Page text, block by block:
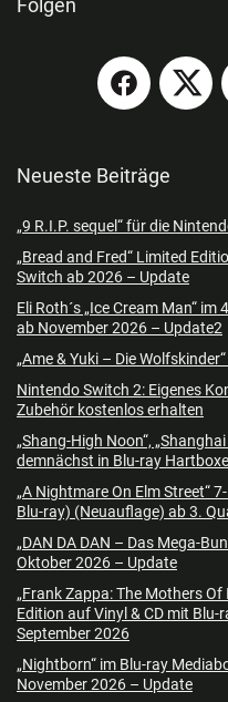
Neueste Beiträge
„9 R.I.P. sequel“ für die
„Bread and Fred“ Limited
Switch ab 2026 – Update
Eli Roth´s „Ice Cream Man“
ab November 2026 – Update2
„Ame & Yuki – Die
Nintendo Switch 2: Eigenes
Zubehör kostenlos erhalten
„Shang-High Noon“,
demnächst in Blu-ray
„A Nightmare On Elm Street“
Blu-ray) (Neuauflage) ab 3.
„DAN DA DAN – Das Mega-
Oktober 2026 – Update
„Frank Zappa: The Mothers
Edition auf Vinyl & CD mit
September 2026
„Nightborn“ im Blu-ray
November 2026 – Update